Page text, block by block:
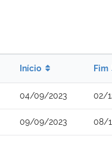
Início Fim
04/09/2023 02/
09/09/2023 08/